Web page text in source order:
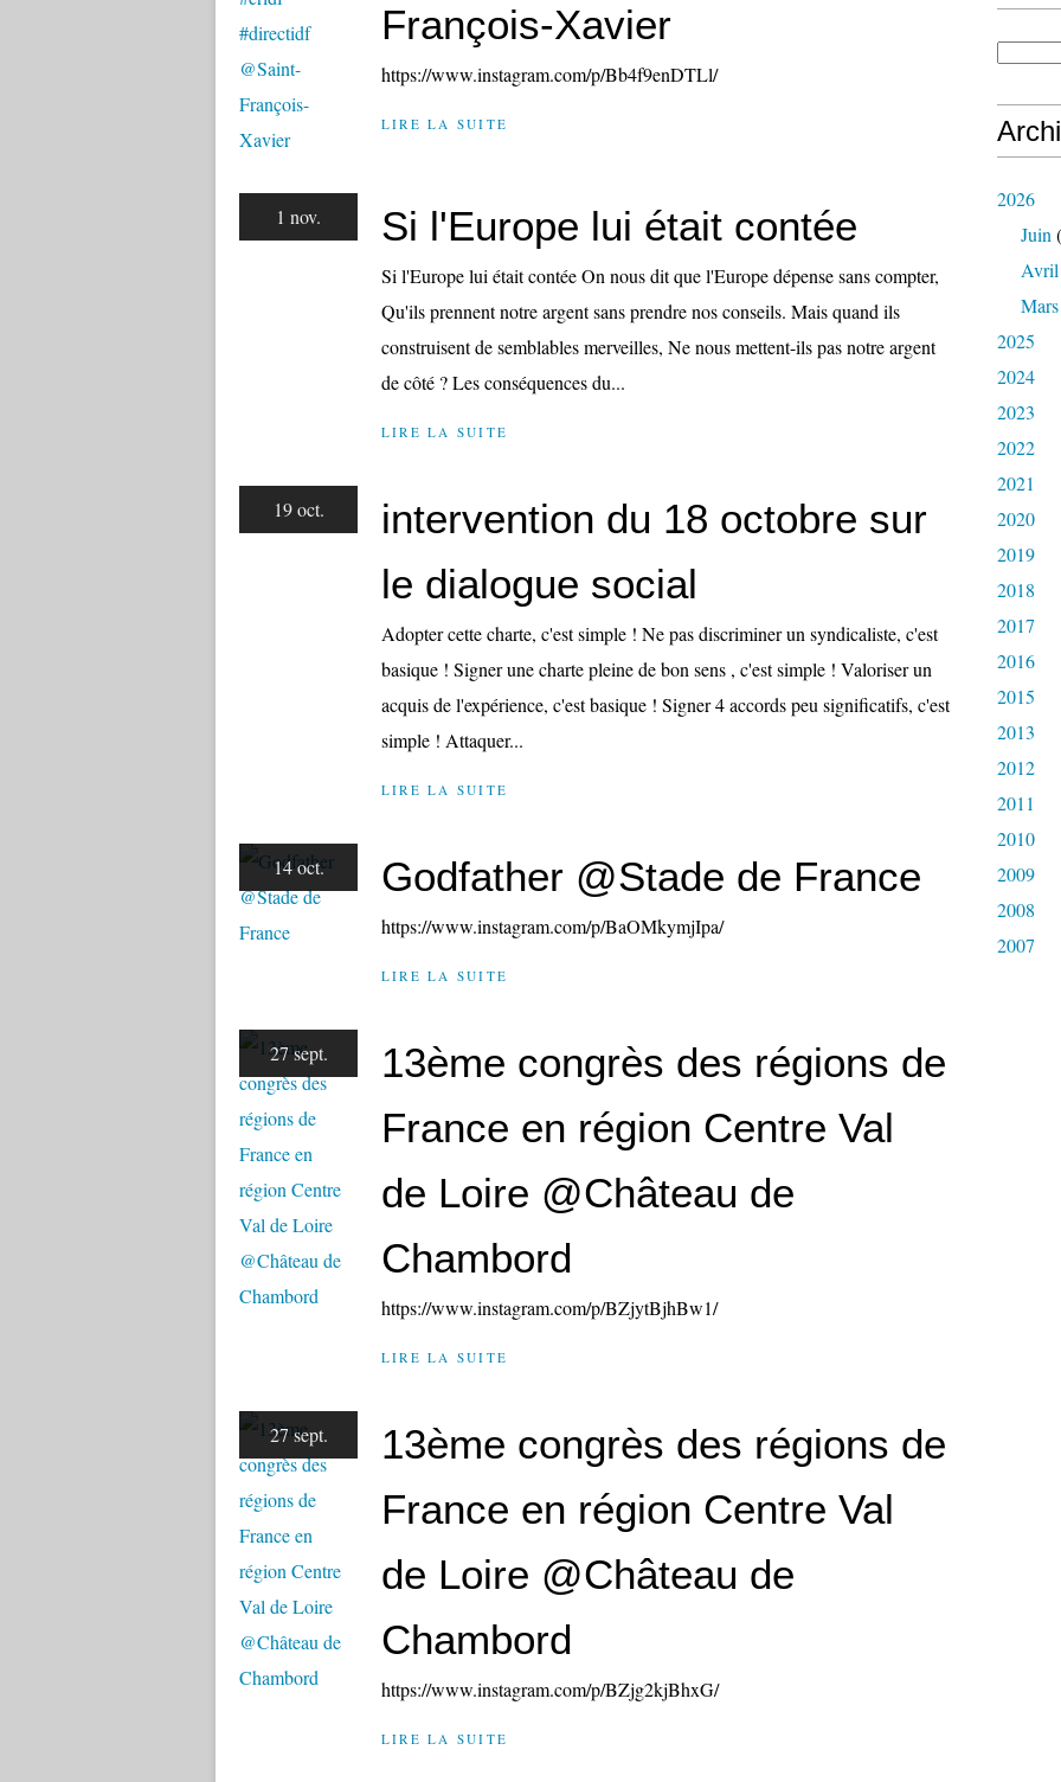
François-Xavier
https://www.instagram.com/p/Bb4f9enDTLl/
LIRE LA SUITE
1 nov. Si l'Europe lui était contée
Si l'Europe lui était contée On nous dit que l'Europe dépense sans compter,
Qu'ils prennent notre argent sans prendre nos conseils. Mais quand ils
construisent de semblables merveilles, Ne nous mettent-ils pas notre argent
de côté ? Les conséquences du...
LIRE LA SUITE
19 oct.
intervention du 18 octobre sur
le dialogue social
Adopter cette charte, c'est simple ! Ne pas discriminer un syndicaliste, c'est
basique ! Signer une charte pleine de bon sens , c'est simple ! Valoriser un
acquis de l'expérience, c'est basique ! Signer 4 accords peu significatifs, c'est
simple ! Attaquer...
LIRE LA SUITE
14 oct. Godfather @Stade de France
https://www.instagram.com/p/BaOMkymjIpa/
LIRE LA SUITE
27 sept.
13ème congrès des régions de
France en région Centre Val
de Loire @Château de
Chambord
https://www.instagram.com/p/BZjytBjhBw1/
LIRE LA SUITE
27 sept.
13ème congrès des régions de
France en région Centre Val
de Loire @Château de
Chambord
https://www.instagram.com/p/BZjg2kjBhxG/
LIRE LA SUITE
2026
Juin
Avril
Mars
2025
2024
2023
2022
2021
2020
2019
2018
2017
2016
2015
2013
2012
2011
2010
2009
2008
2007